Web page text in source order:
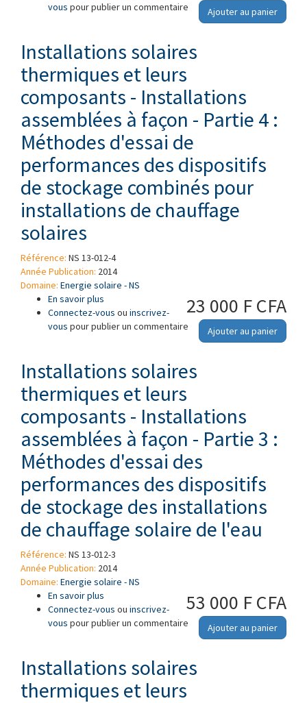
Ajouter au panier
assemblées à façon - Partie 5 : Méthodes
d'essai de performances des systèmes de
vous pour publier un commentaire
Installations solaires
thermiques et leurs
composants - Installations
assemblées à façon - Partie 4 :
Méthodes d'essai de
performances des dispositifs
de stockage combinés pour
installations de chauffage
solaires
Référence: NS 13-012-4
Année Publication: 2014
Domaine: Energie solaire - NS
23 000 F CFA
Ajouter au panier
En savoir plus à propos de Installations solaires thermiques
et leurs composants - Installations
assemblées à façon - Partie 4 : Méthodes
d'essai de performances des dispositifs de
chauffage solaires
Connectez-vous ou inscrivez-
vous pour publier un commentaire
Installations solaires
thermiques et leurs
composants - Installations
assemblées à façon - Partie 3 :
Méthodes d'essai des
performances des dispositifs
de stockage des installations
de chauffage solaire de l'eau
Référence: NS 13-012-3
Année Publication: 2014
Domaine: Energie solaire - NS
53 000 F CFA
Ajouter au panier
En savoir plus à propos de Installations solaires thermiques
et leurs composants - Installations
assemblées à façon - Partie 3 : Méthodes
d'essai des performances des dispositifs de
solaire de l'eau
Connectez-vous ou inscrivez-
vous pour publier un commentaire
Installations solaires
thermiques et leurs